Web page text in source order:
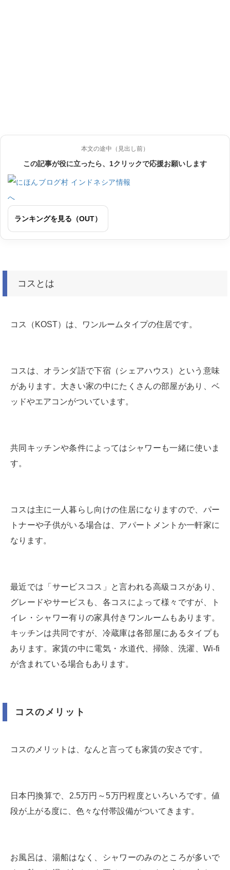
本文の途中（見出し前）
この記事が役に立ったら、1クリックで応援お願いします
ランキングを見る（OUT）
コスとは
コス（KOST）は、ワンルームタイプの住居です。
コスは、オランダ語で下宿（シェアハウス）という意味
があります。大きい家の中にたくさんの部屋があり、ベ
ッドやエアコンがついています。
共同キッチンや条件によってはシャワーも一緒に使いま
す。
コスは主に一人暮らし向けの住居になりますので、パー
トナーや子供がいる場合は、アパートメントか一軒家に
なります。
最近では「サービスコス」と言われる高級コスがあり、
グレードやサービスも、各コスによって様々ですが、ト
イレ・シャワー有りの家具付きワンルームもあります。
キッチンは共同ですが、冷蔵庫は各部屋にあるタイプも
あります。家賃の中に電気・水道代、掃除、洗濯、Wi-fi
が含まれている場合もあります。
コスのメリット
コスのメリットは、なんと言っても家賃の安さです。
日本円換算で、2.5万円～5万円程度といろいろです。値
段が上がる度に、色々な付帯設備がついてきます。
お風呂は、湯船はなく、シャワーのみのところが多いで